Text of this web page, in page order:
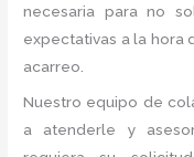
necesaria para no
expectativas a la hora
acarreo.
Nuestro equipo de
a atenderle y